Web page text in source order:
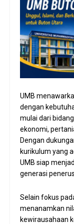
UMB
dengan
mulai dari
ekonomi,
Dengan
kurikulum yang
UMB siap
generasi
Selain fokus
menanamkan
kewirausahaan